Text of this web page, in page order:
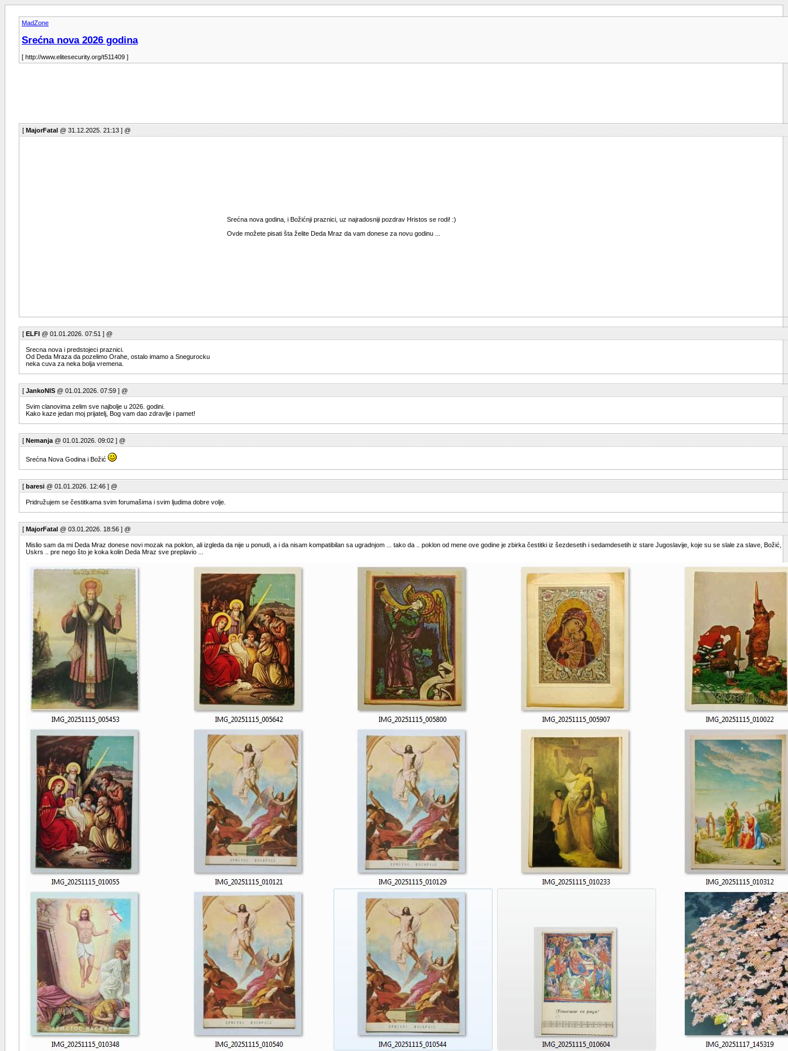
MadZone
Srećna nova 2026 godina
[ http://www.elitesecurity.org/t511409 ]
[ MajorFatal @ 31.12.2025. 21:13 ] @
Srećna nova godina, i Božićnji praznici, uz najradosniji pozdrav Hristos se rodi! :)
Ovde možete pisati šta želite Deda Mraz da vam donese za novu godinu ...
[ ELFI @ 01.01.2026. 07:51 ] @
Srecna nova i predstojeci praznici.
Od Deda Mraza da pozelimo Orahe, ostalo imamo a Snegurocku
neka cuva za neka bolja vremena.
[ JankoNIS @ 01.01.2026. 07:59 ] @
Svim clanovima zelim sve najbolje u 2026. godini.
Kako kaze jedan moj prijatelj, Bog vam dao zdravlje i pamet!
[ Nemanja @ 01.01.2026. 09:02 ] @
Srećna Nova Godina i Božić
[ baresi @ 01.01.2026. 12:46 ] @
Pridružujem se čestitkama svim forumašima i svim ljudima dobre volje.
[ MajorFatal @ 03.01.2026. 18:56 ] @
Mislio sam da mi Deda Mraz donese novi mozak na poklon, ali izgleda da nije u ponudi, a i da nisam kompatibilan sa ugradnjom ... tako da .. poklon od mene ove godine je zbirka čestitki iz šezdesetih i sedamdesetih iz stare Jugoslavije, koje su se slale za slave, Božić,
Uskrs .. pre nego što je koka kolin Deda Mraz sve preplavio ...